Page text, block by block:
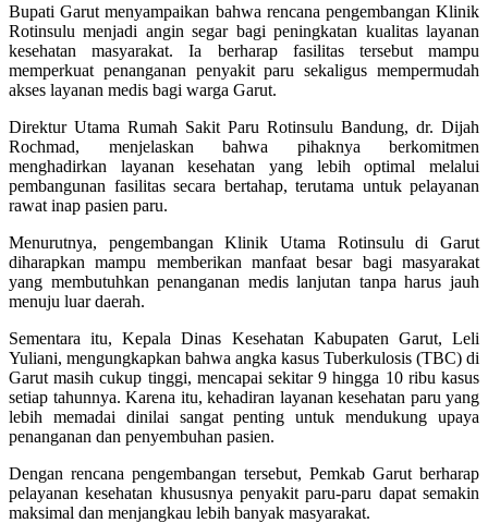
Bupati Garut menyampaikan bahwa rencana pengembangan Klinik
Rotinsulu menjadi angin segar bagi peningkatan kualitas layanan
kesehatan masyarakat. Ia berharap fasilitas tersebut mampu
memperkuat penanganan penyakit paru sekaligus mempermudah
akses layanan medis bagi warga Garut.
Direktur Utama Rumah Sakit Paru Rotinsulu Bandung, dr. Dijah
Rochmad, menjelaskan bahwa pihaknya berkomitmen
menghadirkan layanan kesehatan yang lebih optimal melalui
pembangunan fasilitas secara bertahap, terutama untuk pelayanan
rawat inap pasien paru.
Menurutnya, pengembangan Klinik Utama Rotinsulu di Garut
diharapkan mampu memberikan manfaat besar bagi masyarakat
yang membutuhkan penanganan medis lanjutan tanpa harus jauh
menuju luar daerah.
Sementara itu, Kepala Dinas Kesehatan Kabupaten Garut, Leli
Yuliani, mengungkapkan bahwa angka kasus Tuberkulosis (TBC) di
Garut masih cukup tinggi, mencapai sekitar 9 hingga 10 ribu kasus
setiap tahunnya. Karena itu, kehadiran layanan kesehatan paru yang
lebih memadai dinilai sangat penting untuk mendukung upaya
penanganan dan penyembuhan pasien.
Dengan rencana pengembangan tersebut, Pemkab Garut berharap
pelayanan kesehatan khususnya penyakit paru-paru dapat semakin
maksimal dan menjangkau lebih banyak masyarakat.